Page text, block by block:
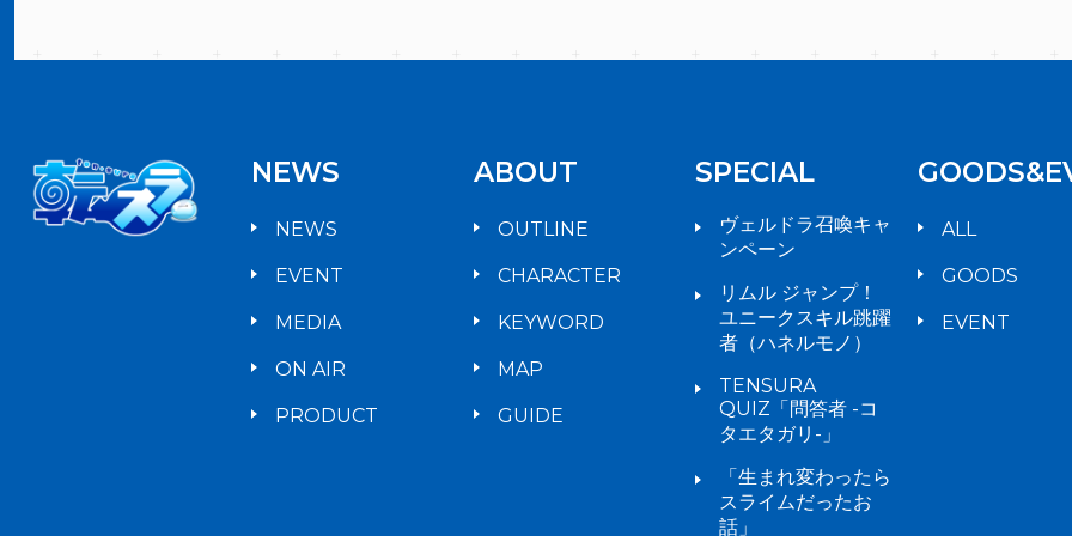
NEWS
NEWS
EVENT
MEDIA
ON AIR
PRODUCT
ABOUT
OUTLINE
CHARACTER
KEYWORD
MAP
GUIDE
SPECIAL
ヴェルドラ召喚キャ
ンペーン
リムル ジャンプ！
ユニークスキル跳躍
者（ハネルモノ）
TENSURA
QUIZ「問答者 -コ
タエタガリ-」
「生まれ変わったら
スライムだったお
話」
ALL
GOODS
EVENT